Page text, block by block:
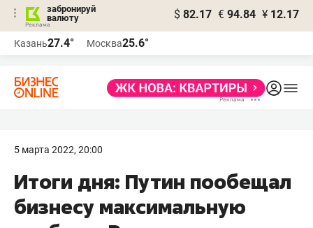
забронируй
валюту
$ 82.17 € 94.84 ¥ 12.17
Казань27.4° Москва25.6°
5 марта 2022, 20:00
Итоги дня: Путин пообещал
бизнесу максимальную